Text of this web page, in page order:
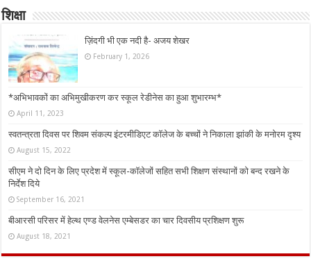
शिक्षा
ज़िंदगी भी एक नदी है- अजय शेखर
February 1, 2026
*अभिभावकों का अभिमुखीकरण कर स्कूल रेडीनेस का हुआ शुभारम्भ*
April 11, 2023
स्वतन्त्रता दिवस पर शिवम संकल्प इंटरमीडिएट कॉलेज के बच्चों ने निकाला झांकी के मनोरम दृश्य
August 15, 2022
सीएम ने दो दिन के लिए प्रदेश में स्कूल-कॉलेजों सहित सभी शिक्षण संस्थानों को बन्द रखने के
निर्देश दिये
September 16, 2021
बीआरसी परिसर में हेल्थ एण्ड वेलनेस एम्बेसडर का चार दिवसीय प्रशिक्षण शुरू
August 18, 2021